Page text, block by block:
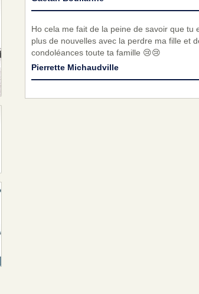
Ho cela me fait de la peine de savoir que tu
plus de nouvelles avec la perdre ma fille et
condoléances toute ta famille 😢😢
Pierrette Michaudville